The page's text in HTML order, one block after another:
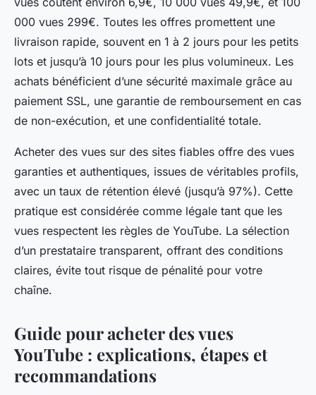
000 vues 299€. Toutes les offres promettent une
livraison rapide, souvent en 1 à 2 jours pour les petits
lots et jusqu’à 10 jours pour les plus volumineux. Les
achats bénéficient d’une sécurité maximale grâce au
paiement SSL, une garantie de remboursement en cas
de non-exécution, et une confidentialité totale.
Acheter des vues sur des sites fiables offre des vues
garanties et authentiques, issues de véritables profils,
avec un taux de rétention élevé (jusqu’à 97%). Cette
pratique est considérée comme légale tant que les
vues respectent les règles de YouTube. La sélection
d’un prestataire transparent, offrant des conditions
claires, évite tout risque de pénalité pour votre
chaîne.
Guide pour acheter des vues
YouTube : explications, étapes et
recommandations